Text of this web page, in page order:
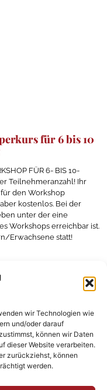
wir Technologien wie
und/oder darauf
können wir Daten
dieser Website verarbeiten.
zurückziehst, können
werden.
für 6 bis 10
FÜR 6- BIS 10-
Teilnehmeranzahl! Ihr
den Workshop
kostenlos. Bei der
unter der eine
Workshops erreichbar ist.
Erwachsene statt!